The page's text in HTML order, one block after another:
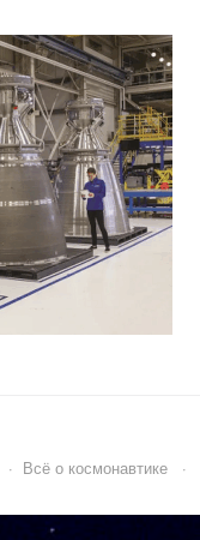
· Всё о космонавтике ·